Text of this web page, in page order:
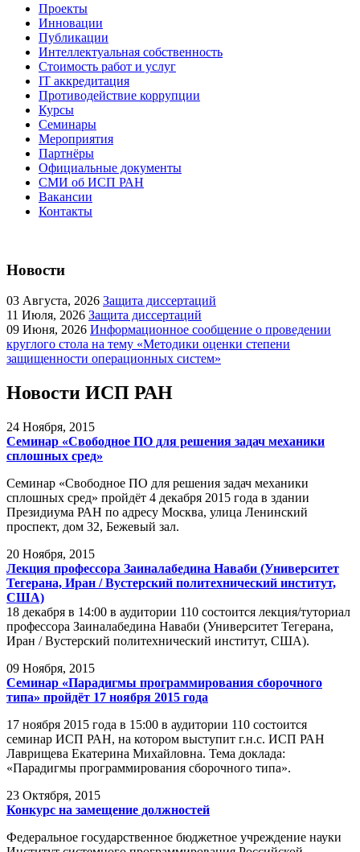
Проекты
Инновации
Публикации
Интеллектуальная собственность
Стоимость работ и услуг
IT аккредитация
Противодействие коррупции
Курсы
Семинары
Мероприятия
Партнёры
Официальные документы
СМИ об ИСП РАН
Вакансии
Контакты
Новости
03 Августа, 2026 Защита диссертаций
11 Июля, 2026 Защита диссертаций
09 Июня, 2026 Информационное сообщение о проведении
круглого стола на тему «Методики оценки степени
защищенности операционных систем»
Новости ИСП РАН
24 Ноября, 2015
Семинар «Свободное ПО для решения задач механики
сплошных сред»
Семинар «Свободное ПО для решения задач механики
сплошных сред» пройдёт 4 декабря 2015 года в здании
Президиума РАН по адресу Москва, улица Ленинский
проспект, дом 32, Бежевый зал.
20 Ноября, 2015
Лекция профессора Заиналабедина Наваби (Университет
Тегерана, Иран / Вустерский политехнический институт,
США)
18 декабря в 14:00 в аудитории 110 состоится лекция/туториал
профессора Заиналабедина Наваби (Университет Тегерана,
Иран / Вустерский политехнический институт, США).
09 Ноября, 2015
Семинар «Парадигмы программирования сборочного
типа» пройдёт 17 ноября 2015 года
17 ноября 2015 года в 15:00 в аудитории 110 состоится
семинар ИСП РАН, на котором выступит г.н.с. ИСП РАН
Лаврищева Екатерина Михайловна. Тема доклада:
«Парадигмы программирования сборочного типа».
23 Октября, 2015
Конкурс на замещение должностей
Федеральное государственное бюджетное учреждение науки